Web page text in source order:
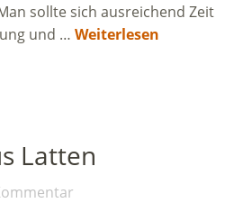
sollte sich ausreichend Zeit
und … Weiterlesen
Latten